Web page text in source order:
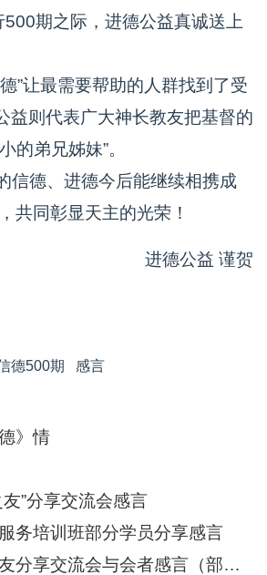
期之际，进德公益真诚送上
”让最需要帮助的人群找到了受
益则代表广大神长教友把基督的
的弟兄姊妹”。
信德、进德今后能继续相携成
，共同彰显天主的光荣！
进德公益 谨贺
德500期 感言
》情
”分享交流会感言
务培训班部分学员分享感言
第七届信德之友分享交流会与会者感言（部分）